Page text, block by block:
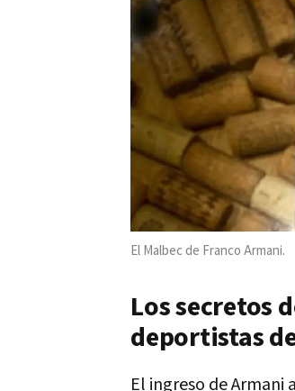
El Malbec de Franco Armani.
Los secretos
deportistas
El ingreso de